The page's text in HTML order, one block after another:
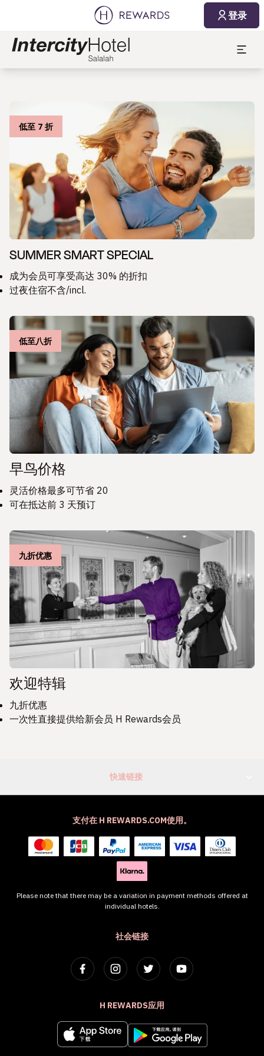
登录
低至 7 折
SUMMER SMART SPECIAL
成为会员可享受高达 30% 的折扣
过夜住宿不含/incl.
低至八折
早鸟价格
灵活价格最多可节省 20
可在抵达前 3 天预订
九折优惠
欢迎特辑
九折优惠
一次性直接提供给新会员 H Rewards会员
快速链接
社会链接
H REWARDS应用
支付在 H REWARDS.COM使用。
Please note that there may be a variation in payment methods offered at
individual hotels.